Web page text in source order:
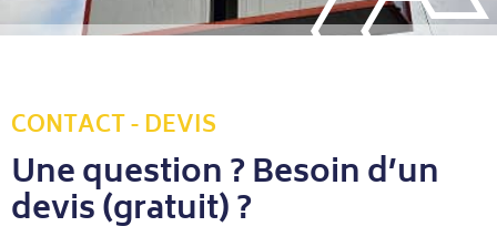
CONTACT - DEVIS
Une question ? Besoin d’un
devis (gratuit) ?